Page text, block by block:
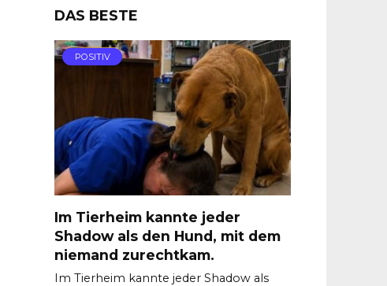
DAS BESTE
POSITIV
Im Tierheim kannte jeder
Shadow als den Hund, mit dem
niemand zurechtkam.
Im Tierheim kannte jeder Shadow als